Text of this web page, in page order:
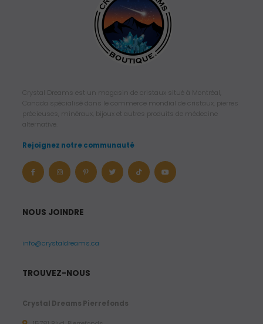
Crystal Dreams est un magasin de cristaux situé à Montréal,
Canada spécialisé dans le commerce mondial de cristaux, pierres
précieuses, minéraux, bijoux et autres produits de médecine
alternative.
Rejoignez notre communauté
NOUS JOINDRE
info@crystaldreams.ca
TROUVEZ-NOUS
Crystal Dreams Pierrefonds